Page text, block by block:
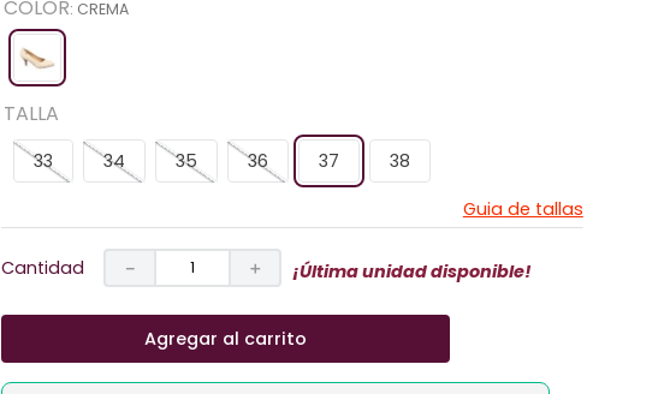
COLOR: CREMA
TALLA
33 34 35 36 37
38
Guia de tallas
Cantidad ＋
－ ¡Última unidad disponible!
Agregar al carrito